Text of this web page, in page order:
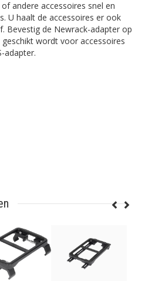
andere accessoires snel en
U haalt de accessoires er ook
Bevestig de Newrack-adapter op
wordt voor accessoires
adapter.